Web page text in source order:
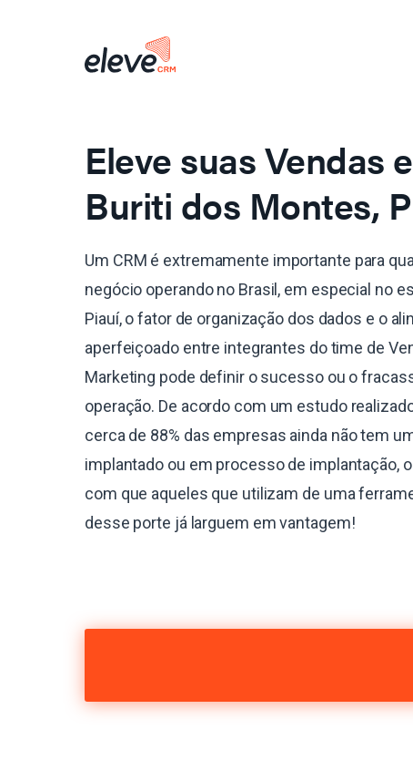
Eleve suas Vendas
Buriti dos Montes,
Um CRM é extremamente importante para
negócio operando no Brasil, em especial no
Piauí, o fator de organização dos dados e o
aperfeiçoado entre integrantes do time de
Marketing pode definir o sucesso ou o
operação. De acordo com um estudo
cerca de 88% das empresas ainda não tem
implantado ou em processo de implantação,
com que aqueles que utilizam de uma
desse porte já larguem em vantagem!